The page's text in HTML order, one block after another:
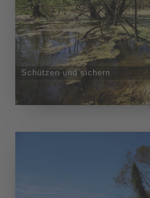
Schützen und sichern